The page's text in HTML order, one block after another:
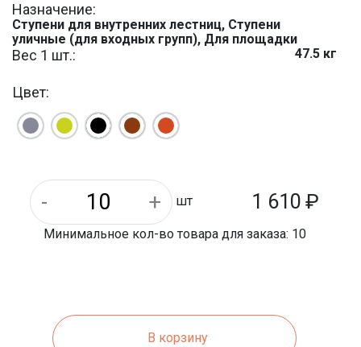
Назначение:
Ступени для внутренних лестниц, Ступени
уличные (для входных групп), Для площадки
Вес 1 шт.: 47.5 кг
Ширина:
Цвет:
шт 1 610 ₽
Минимальное кол-во товара для заказа: 10
В корзину